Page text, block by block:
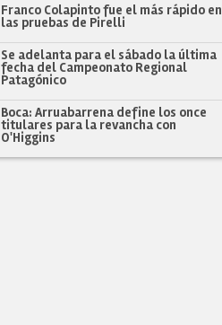
Franco Colapinto fue el más rápido en
las pruebas de Pirelli
Se adelanta para el sábado la última
fecha del Campeonato Regional
Patagónico
Boca: Arruabarrena define los once
titulares para la revancha con
O'Higgins